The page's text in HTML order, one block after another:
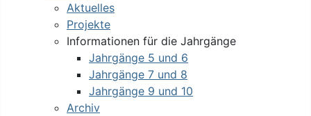
Aktuelles
Projekte
Informationen für die Jahrgänge
Jahrgänge 5 und 6
Jahrgänge 7 und 8
Jahrgänge 9 und 10
Archiv